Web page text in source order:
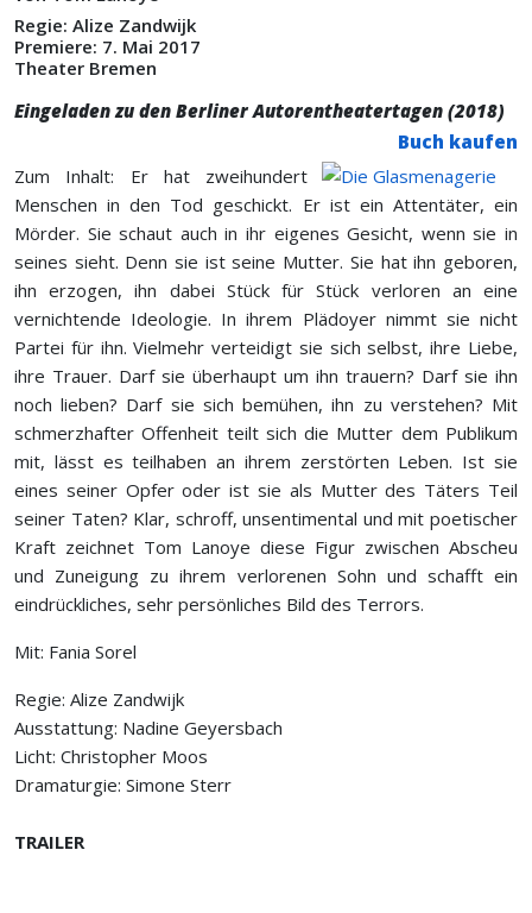
Regie: Alize Zandwijk
Premiere: 7. Mai 2017
Theater Bremen
Eingeladen zu den Berliner Autorentheatertagen (2018)
Buch kaufen
Zum Inhalt: Er hat zweihundert
Menschen in den Tod geschickt. Er ist ein Attentäter, ein
Mörder. Sie schaut auch in ihr eigenes Gesicht, wenn sie in
seines sieht. Denn sie ist seine Mutter. Sie hat ihn geboren,
ihn erzogen, ihn dabei Stück für Stück verloren an eine
vernichtende Ideologie. In ihrem Plädoyer nimmt sie nicht
Partei für ihn. Vielmehr verteidigt sie sich selbst, ihre Liebe,
ihre Trauer. Darf sie überhaupt um ihn trauern? Darf sie ihn
noch lieben? Darf sie sich bemühen, ihn zu verstehen? Mit
schmerzhafter Offenheit teilt sich die Mutter dem Publikum
mit, lässt es teilhaben an ihrem zerstörten Leben. Ist sie
eines seiner Opfer oder ist sie als Mutter des Täters Teil
seiner Taten? Klar, schroff, unsentimental und mit poetischer
Kraft zeichnet Tom Lanoye diese Figur zwischen Abscheu
und Zuneigung zu ihrem verlorenen Sohn und schafft ein
eindrückliches, sehr persönliches Bild des Terrors.
Mit: Fania Sorel
Regie: Alize Zandwijk
Ausstattung: Nadine Geyersbach
Licht: Christopher Moos
Dramaturgie: Simone Sterr
TRAILER